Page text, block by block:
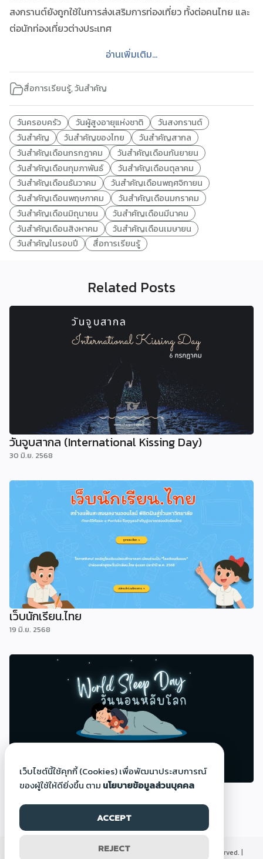
สงกรานต์ยังถูกใช้ในการส่งเสริมการท่องเที่ยว ทั้งต่อคนไทย และ
ต่อนักท่องเที่ยวต่างประเทศ
อ่านเพิ่มเติม...
สื่อการเรียนรู้,วันสำคัญ
วันครอบครัว วันผู้สูงอายุแห่งชาติ
วันสงกรานต์
วันสำคัญ
วันสำคัญของไทย
วันสำคัญสากล
วันสำคัญเดือนกรกฎาคม
วันสำคัญเดือนกันยายน
วันสำคัญเดือนกุมภาพันธ์
วันสำคัญเดือนตุลาคม
วันสำคัญเดือนธันวาคม
วันสำคัญเดือนพฤศจิกายน
วันสำคัญเดือนพฤษภาคม
วันสำคัญเดือนมกราคม
วันสำคัญเดือนมิถุนายน
วันสำคัญเดือนมีนาคม
วันสำคัญเดือนสิงหาคม
วันสำคัญเดือนเมษายน
วันสำคัญในรอบปี
สื่อการเรียนรู้
Related Posts
วันจูบสากล (International Kissing Day)
30 มิ.ย. 2568
เว็บนักเรียน.ไทย
19 มิ.ย. 2568
วันนอนหลับโลก (World Sleep Day)
14 มี.ค. 2568
©2000-2026 Thaigoodview.com, All rights reserved. |
เว็บไซต์นี้ใช้คุกกี้ (Cookies) เพื่อพัฒนาประสบการณ์
ของผู้ใช้ให้ดียิ่งขึ้น ตาม นโยบายข้อมูลส่วนบุคคล
ACCEPT
REJECT